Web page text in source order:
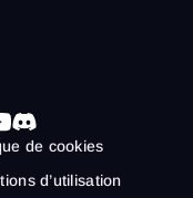
de cookies
d’utilisation